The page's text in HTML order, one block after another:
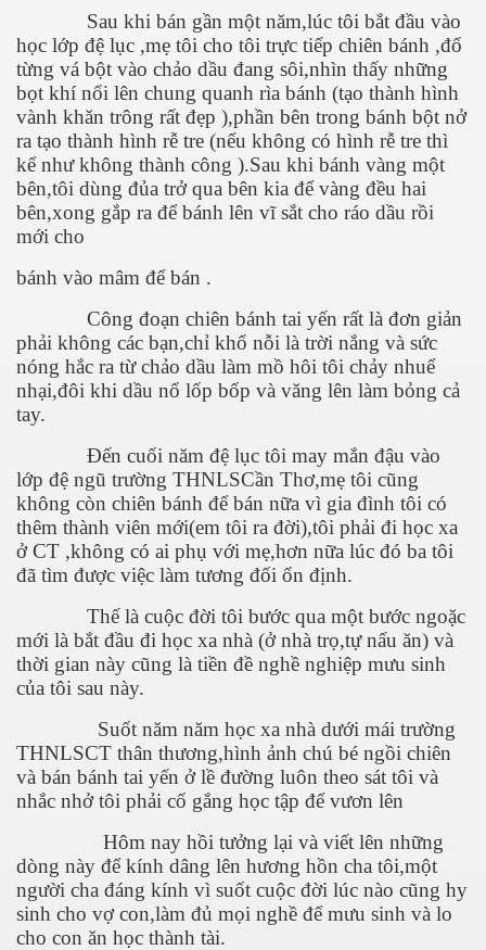
Sau khi bán gần một năm,lúc tôi bắt đầu vào
học lớp đệ lục ,mẹ tôi cho tôi trực tiếp chiên bánh ,đổ
từng vá bột vào chảo dầu đang sôi,nhìn thấy những
bọt khí nổi lên chung quanh rìa bánh (tạo thành hình
vành khăn trông rất đẹp ),phần bên trong bánh bột nở
ra tạo thành hình rễ tre (nếu không có hình rễ tre thì
kể như không thành công ).Sau khi bánh vàng một
bên,tôi dùng đủa trở qua bên kia để vàng đều hai
bên,xong gắp ra để bánh lên vĩ sắt cho ráo dầu rồi
mới cho
bánh vào mâm để bán .
Công đoạn chiên bánh tai yến rất là đơn giản
phải không các bạn,chỉ khổ nỗi là trời nắng và sức
nóng hắc ra từ chảo dầu làm mồ hôi tôi chảy nhuể
nhại,đôi khi dầu nổ lốp bốp và văng lên làm bỏng cả
tay.
Đến cuối năm đệ lục tôi may mắn đậu vào
lớp đệ ngũ trường THNLSCần Thơ,mẹ tôi cũng
không còn chiên bánh để bán nữa vì gia đình tôi có
thêm thành viên mới(em tôi ra đời),tôi phải đi học xa
ở CT ,không có ai phụ với mẹ,hơn nữa lúc đó ba tôi
đã tìm được việc làm tương đối ổn định.
Thế là cuộc đời tôi bước qua một bước ngoặc
mới là bắt đầu đi học xa nhà (ở nhà trọ,tự nấu ăn) và
thời gian này cũng là tiền đề nghề nghiệp mưu sinh
của tôi sau này.
Suốt năm năm học xa nhà dưới mái trường
THNLSCT thân thương,hình ảnh chú bé ngồi chiên
và bán bánh tai yến ở lề đường luôn theo sát tôi và
nhắc nhở tôi phải cố gắng học tập để vươn lên
Hôm nay hồi tưởng lại và viết lên những
dòng này để kính dâng lên hương hồn cha tôi,một
người cha đáng kính vì suốt cuộc đời lúc nào cũng hy
sinh cho vợ con,làm đủ mọi nghề để mưu sinh và lo
cho con ăn học thành tài.